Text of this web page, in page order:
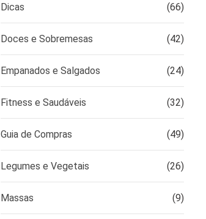
Dicas (66)
Doces e Sobremesas (42)
Empanados e Salgados (24)
Fitness e Saudáveis (32)
Guia de Compras (49)
Legumes e Vegetais (26)
Massas (9)